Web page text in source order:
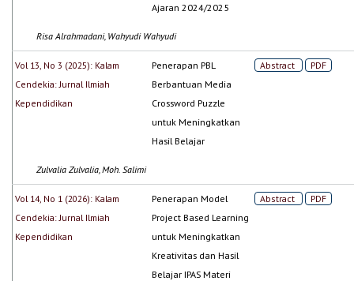
Ajaran 2024/2025
Risa Alrahmadani, Wahyudi Wahyudi
Vol 13, No 3 (2025): Kalam
Cendekia: Jurnal Ilmiah
Kependidikan
Penerapan PBL
Berbantuan Media
Crossword Puzzle
untuk Meningkatkan
Hasil Belajar
Abstract PDF
Zulvalia Zulvalia, Moh. Salimi
Vol 14, No 1 (2026): Kalam
Cendekia: Jurnal Ilmiah
Kependidikan
Penerapan Model
Project Based Learning
untuk Meningkatkan
Kreativitas dan Hasil
Belajar IPAS Materi
Abstract PDF